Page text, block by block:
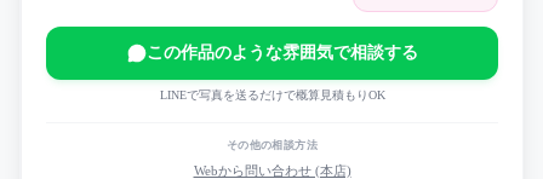
この作品のような雰囲気で相談する
LINEで写真を送るだけで概算見積もりOK
その他の相談方法
Webから問い合わせ (本店)